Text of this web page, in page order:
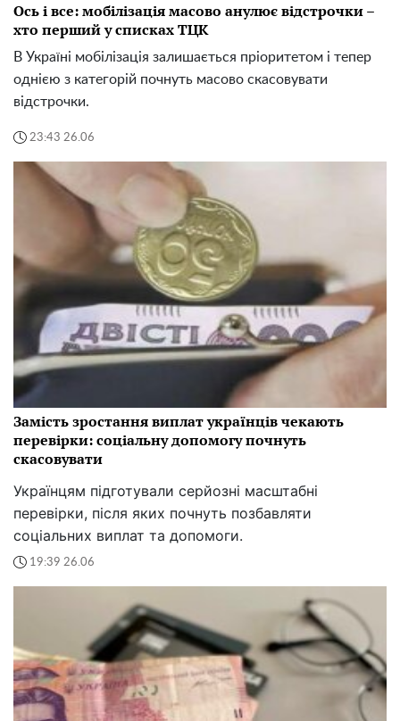
Ось і все: мобілізація масово анулює відстрочки –
хто перший у списках ТЦК
В Україні мобілізація залишається пріоритетом і тепер
однією з категорій почнуть масово скасовувати
відстрочки.
23:43 26.06
Замість зростання виплат українців чекають
перевірки: соціальну допомогу почнуть
скасовувати
Українцям підготували серйозні масштабні
перевірки, після яких почнуть позбавляти
соціальних виплат та допомоги.
19:39 26.06